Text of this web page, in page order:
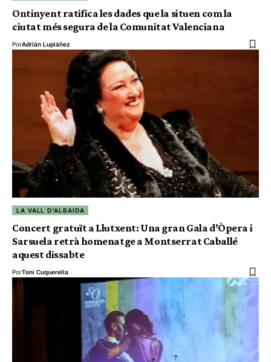
Ontinyent ratifica les dades que la situen com la
ciutat més segura de la Comunitat Valenciana
PorAdrián Lupiáñez
LA VALL D'ALBAIDA
Concert gratuït a Llutxent: Una gran Gala d’Òpera i
Sarsuela retrà homenatge a Montserrat Caballé
aquest dissabte
PorToni Cuquerella